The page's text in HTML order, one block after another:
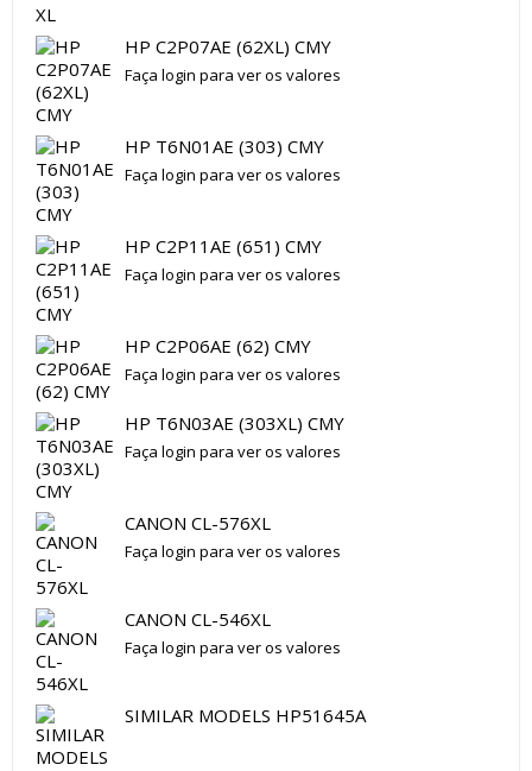
HP C2P07AE (62XL) CMY
Faça login para ver os valores
HP T6N01AE (303) CMY
Faça login para ver os valores
HP C2P11AE (651) CMY
Faça login para ver os valores
HP C2P06AE (62) CMY
Faça login para ver os valores
HP T6N03AE (303XL) CMY
Faça login para ver os valores
CANON CL-576XL
Faça login para ver os valores
CANON CL-546XL
Faça login para ver os valores
SIMILAR MODELS HP51645A